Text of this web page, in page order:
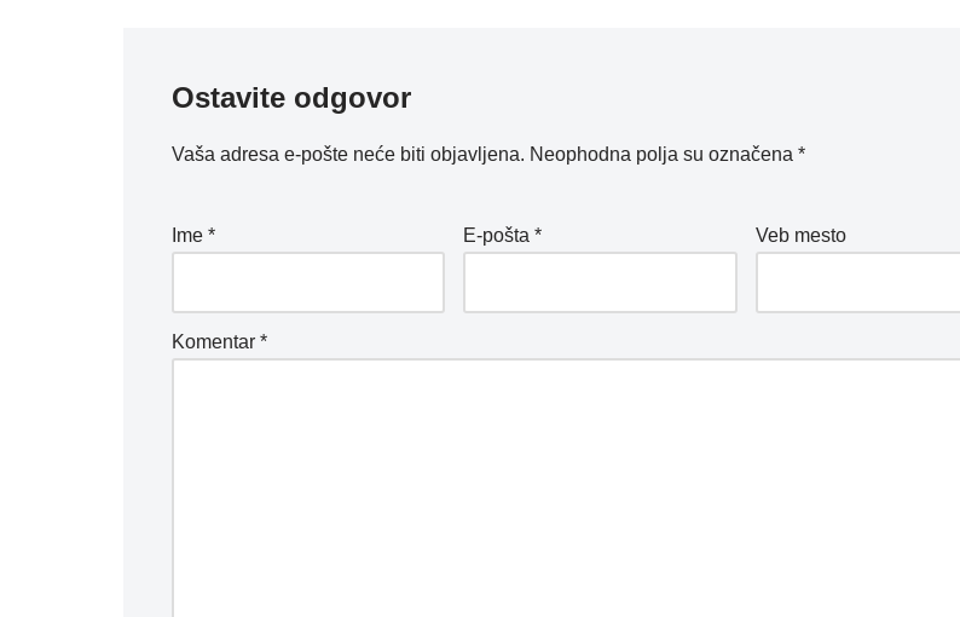
Ostavite odgovor
Vaša adresa e-pošte neće biti objavljena. Neophodna polja su označena *
Ime * E-pošta* Veb mesto
Komentar *